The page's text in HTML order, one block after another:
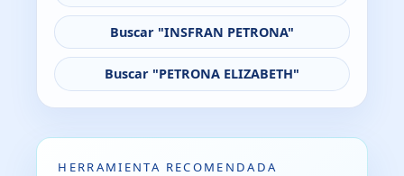
Buscar "INSFRAN PETRONA"
Buscar "PETRONA ELIZABETH"
HERRAMIENTA RECOMENDADA